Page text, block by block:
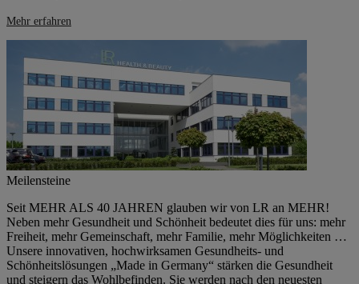
Mehr erfahren
Meilensteine
Seit MEHR ALS 40 JAHREN glauben wir von LR an MEHR!
Neben mehr Gesundheit und Schönheit bedeutet dies für uns: mehr
Freiheit, mehr Gemeinschaft, mehr Familie, mehr Möglichkeiten …
Unsere innovativen, hochwirksamen Gesundheits- und
Schönheitslösungen „Made in Germany“ stärken die Gesundheit
und steigern das Wohlbefinden. Sie werden nach den neuesten